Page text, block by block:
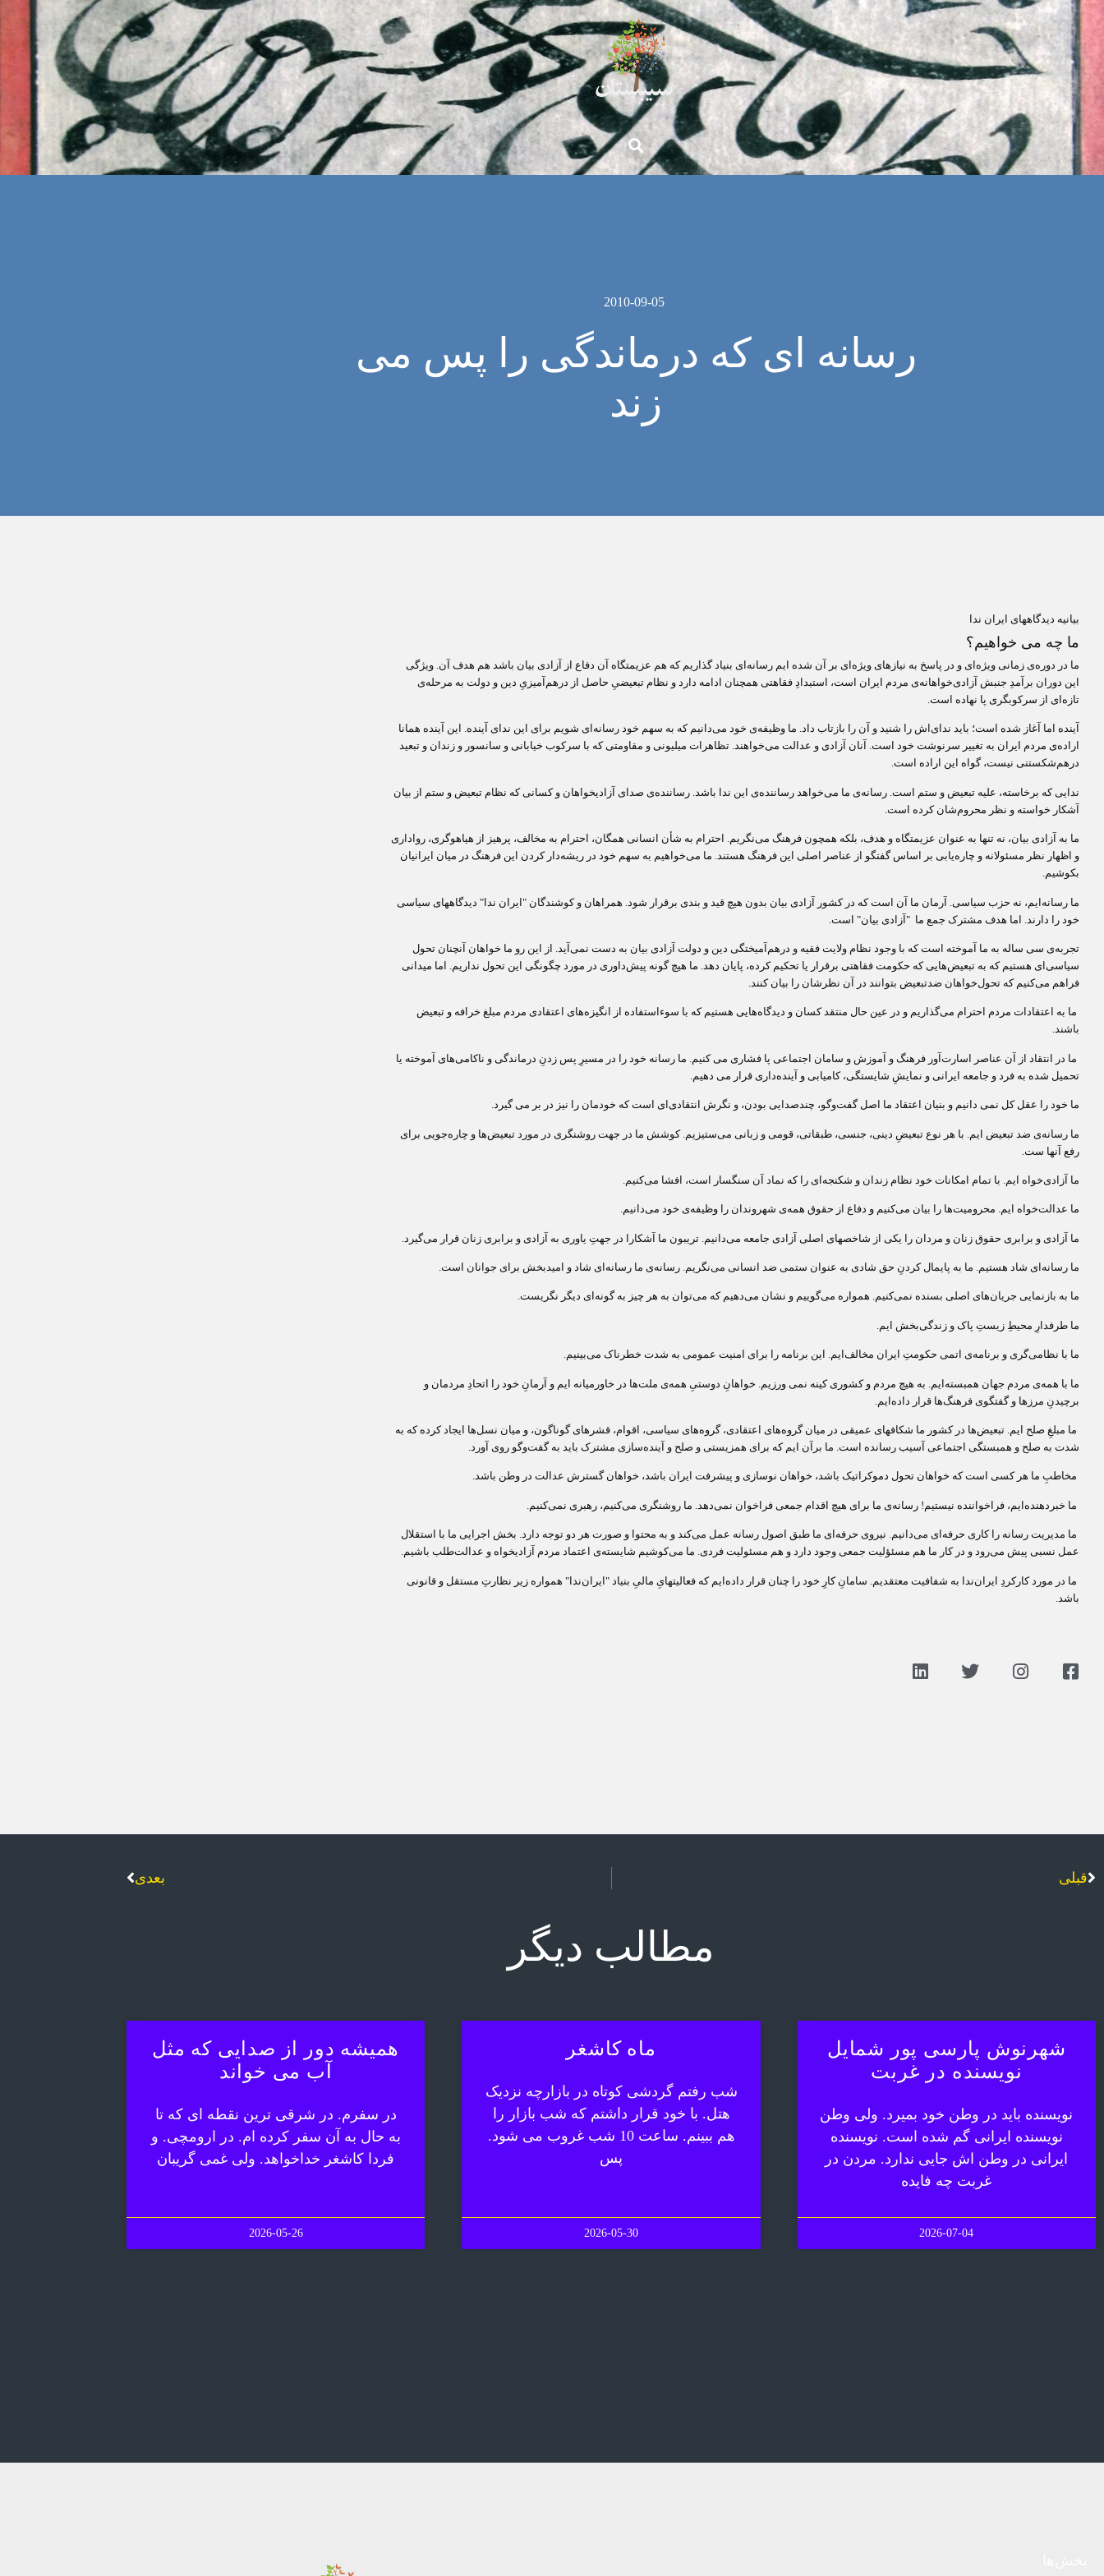
2010-09-05
رسانه ای که درماندگی را پس می
زند
بیانیه دیدگاههای ایران ندا
ما چه می خواهیم؟
ما در دوره‌ی زمانی ویژه‌ای و در پاسخ به نیازهای ویژه‌ای بر آن شده ایم رسانه‌ای بنیاد گذاریم که هم عزیمتگاه آن دفاع از آزادی بیان باشد هم هدف آن. ویژگی
این دوران برآمدِ جنبش آزادی‌خواهانه‌ی مردم ایران است، استبدادِ فقاهتی همچنان ادامه دارد و نظام تبعیضیِ حاصل از درهم‌آمیزیِ دین و دولت به مرحله‌‌ی
تازه‌ای از سرکوبگری پا نهاده است.
آینده اما آغاز شده است؛ باید ندای‌اش را شنید و آن را بازتاب داد. ما وظیفه‌ی خود می‌دانیم که به سهم خود رسانه‌ای شویم برای این ندای آینده. این آینده همانا
اراده‌ی مردم ایران به تغییر سرنوشت خود است. آنان آزادی و عدالت می‌خواهند. تظاهرات میلیونی و مقاومتی که با سرکوب خیابانی و سانسور و زندان و تبعید
درهم‌شکستنی نیست، گواه این اراده است.
ندایی که برخاسته، علیه تبعیض و ستم است. رسانه‌ی ما می‌خواهد رساننده‌ی این ندا باشد. رساننده‌ی صدای آزادیخواهان و کسانی که نظام تبعیض و ستم از بیان
آشکار خواسته و نظر محروم‌شان کرده است.
ما به آزادی بیان، نه تنها به عنوان عزیمتگاه و هدف، بلکه همچون فرهنگ می‌نگریم. احترام به شأن انسانی همگان، احترام به مخالف، پرهیز از هیاهو‌گری، رواداری
و اظهار نظر مسئولانه و چاره‌یابی بر اساس گفتگو از عناصر اصلی این فرهنگ هستند. ما می‌خواهیم به سهم خود در ریشه‌دار کردن این فرهنگ در میان ایرانیان
بکوشیم.
ما رسانه‌ایم، نه حزب سیاسی. آرمان ما آن است که در کشور آزادی بیان بدون هیچ قید و بندی برقرار شود. همراهان و کوشندگان "ایران ندا" دیدگاههای سیاسی
خود را دارند. اما هدف مشترک جمع ما "آزادی بیان" است.
تجربه‌‌ی سی ساله به ما آموخته است که با وجود نظام ولایت فقیه و درهم‌آمیختگی دین و دولت آزادی بیان به دست نمی‌آید. از این رو ما خواهان آنچنان تحول
سیاسی‌ای هستیم که به تبعیض‌هایی که حکومت فقاهتی برقرار یا تحکیم کرده، پایان دهد. ما هیچ گونه پیش‌داوری‌ در مورد چگونگی این تحول نداریم. اما میدانی
فراهم می‌کنیم که تحول‌خواهان ضدتبعیض بتوانند در آن نظرشان را بیان کنند.
ما به اعتقادات مردم احترام می‌گذاریم و در عین حال منتقد کسان و دیدگاه‌هایی هستیم که با سوءاستفاده از انگیزه‌های اعتقادی مردم مبلغ خرافه و تبعیض‌
باشند.
ما در انتقاد از آن عناصر اسارت‌آور فرهنگ و آموزش و سامان اجتماعی پا فشاری می کنیم. ما رسانه خود را در مسیرِ پس زدنِ درماندگی و ناکامی‌های آموخته یا
تحمیل شده به فرد و جامعه ایرانی و نمایشِ شایستگی، کامیابی و آینده‌داری قرار می دهیم.
ما خود را عقل کل نمی دانیم و بنیان اعتقاد ما ‌اصل گفت‌وگو، چندصدایی بودن، و نگرش انتقادی‌ای است که خودمان را نیز در بر می گیرد.
ما رسانه‌‌ی ضد تبعیض ایم. با هر نوع تبعیضِ دینی، جنسی، طبقاتی، قومی و زبانی می‌ستیزیم. کوشش ما در جهت روشنگری در مورد تبعیض‌ها و چاره‌جویی برای
رفع آنها ست.
ما آزادی‌خواه ایم. با تمام امکانات خود نظام زندان و شکنجه‌ای را که نماد آن سنگسار است، افشا می‌کنیم.
ما عدالت‌خواه ایم. محرومیت‌ها را بیان می‌کنیم و دفاع از حقوق همه‌ی شهروندان را وظیفه‌ی خود می‌دانیم.
ما آزادی و برابری حقوق زنان و مردان را یکی از شاخصهای اصلی آزادی جامعه می‌دانیم. تریبون ما آشکارا در جهتِ یاوری به آزادی و برابری زنان قرار می‌گیرد.
ما رسانه‌ای شاد هستیم. ما به پایمال کردنِ حق شادی به عنوان ستمی ضد انسانی می‌نگریم. رسانه‌‌ی ما رسانه‌ای شاد و امیدبخش برای جوانان است.
ما به بازنمایی جریان‌های اصلی بسنده نمی‌کنیم. همواره می‌گوییم و نشان می‌دهیم که می‌توان به هر چیز به گونه‌ای دیگر نگریست.
ما طرفدارِ محیطِ زیستِ پاک و زندگی‌بخش ایم.
ما با نظامی‌گری و برنامه‌ی‌ اتمی حکومتِ ایران مخالف‌ایم. این برنامه را برای امنیت عمومی به شدت خطرناک می‌بینیم.
ما با همه‌ی مردم جهان همبسته‌ایم. به هیچ مردم و کشوری کینه نمی ورزیم. خواهانِ دوستیِ همه‌ی ملت‌ها در خاورمیانه ایم و آرمانِ خود را اتحادِ مردمان و
برچیدنِ مرزها و گفتگوی فرهنگ‌ها قرار داده‌ایم.
ما مبلغِ صلح ایم. تبعیض‌ها در کشور ما شکافهای عمیقی در میان گروه‌های اعتقادی، گروه‌های سیاسی، اقوام، قشرهای گوناگون، و میان نسل‌ها ایجاد کرده که به
شدت به صلح و همبستگی اجتماعی آسیب رسانده است. ما برآن ایم که برای همزیستی و صلح و آینده‌سازی مشترک باید به گفت‌وگو روی آورد.
مخاطبِ ما هر کسی است که خواهان تحول دموکراتیک باشد، خواهان نوسازی و پیشرفت ایران باشد، خواهان گسترش عدالت در وطن باشد.
ما خبردهنده‌ایم، فراخواننده نیستیم! رسانه‌ی ما برای هیچ اقدام جمعی فراخوان نمی‌دهد. ما روشنگری می‌کنیم، رهبری نمی‌کنیم.
ما مدیریت رسانه را کاری حرفه‌ای می‌دانیم. نیروی حرفه‌ای ما طبق اصول رسانه‌ عمل می‌کند و به محتوا و صورت هر دو توجه دارد. بخش اجرایی ما با استقلال
عمل نسبی پیش می‌رود و در کار ما هم مسئؤلیت جمعی وجود دارد و هم مسئولیت فردی. ما می‌کوشیم شایسته‌ی اعتماد مردم آزادیخواه و عدالت‌طلب باشیم.
ما در مورد کارکردِ ایران‌ندا به شفافیت معتقدیم. سامانِ کارِ خود را چنان قرار داده‌ایم که فعالیتهایِ مالیِ بنیاد "ایران‌ندا" همواره زیر نظارتِ مستقل و قانونی
باشد.
قبلی بعدی
مطالب دیگر
شهرنوش پارسی پور شمایل
نویسنده در غربت
نویسنده باید در وطن خود بمیرد. ولی وطن
نویسنده ایرانی گم شده است. نویسنده
ایرانی در وطن اش جایی ندارد. مردن در
غربت چه فایده
2026-07-04
ماه کاشغر
شب رفتم گردشی کوتاه در بازارچه نزدیک
هتل. با خود قرار داشتم که شب بازار را
هم ببینم. ساعت 10 شب غروب می شود.
پس
2026-05-30
همیشه دور از صدایی که مثل
آب می خواند
در سفرم. در شرقی ترین نقطه ای که تا
به حال به آن سفر کرده ام. در ارومچی. و
فردا کاشغر خداخواهد. ولی غمی گریبان
2026-05-26